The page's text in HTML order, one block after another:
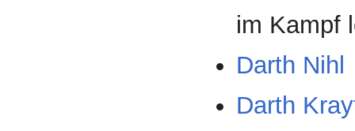
im Kampf
Darth Nihl
Darth